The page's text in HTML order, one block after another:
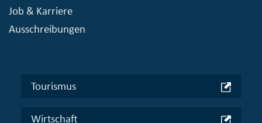
Job & Karriere
Ausschreibungen
Tourismus
Wirtschaft